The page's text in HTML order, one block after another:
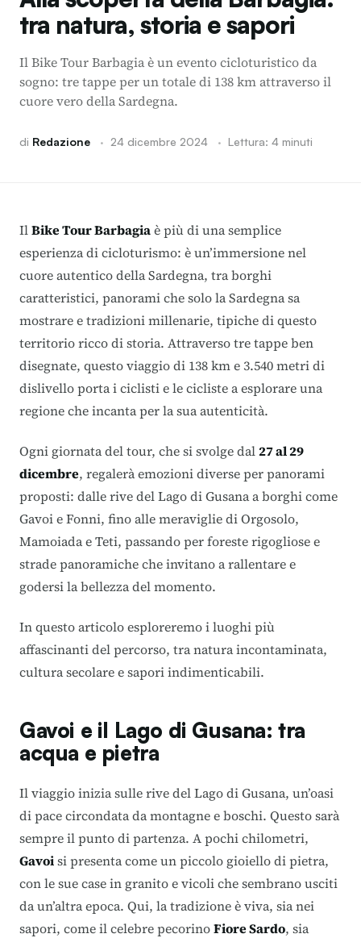
tra natura, storia e sapori
Il Bike Tour Barbagia è un evento cicloturistico da
sogno: tre tappe per un totale di 138 km attraverso il
cuore vero della Sardegna.
di Redazione · 24 dicembre 2024 · Lettura: 4 minuti
IlBike Tour Barbagiaè più di una semplice
esperienza di cicloturismo: è un’immersione nel
cuore autentico della Sardegna, tra borghi
caratteristici, panorami che solo la Sardegna sa
mostrare e tradizioni millenarie, tipiche di questo
territorio ricco di storia. Attraverso tre tappe ben
disegnate, questo viaggio di 138 km e 3.540 metri di
dislivello porta i ciclisti e le cicliste a esplorare una
regione che incanta per la sua autenticità.
Ogni giornata del tour, che si svolge dal27 al 29
dicembre, regalerà emozioni diverse per panorami
proposti: dalle rive del Lago di Gusana a borghi come
Gavoi e Fonni, fino alle meraviglie di Orgosolo,
Mamoiada e Teti, passando per foreste rigogliose e
strade panoramiche che invitano a rallentare e
godersi la bellezza del momento.
In questo articolo esploreremo i luoghi più
affascinanti del percorso, tra natura incontaminata,
cultura secolare e sapori indimenticabili.
Gavoi e il Lago di Gusana: tra
acqua e pietra
Il viaggio inizia sulle rive del Lago di Gusana, un’oasi
di pace circondata da montagne e boschi. Questo sarà
sempre il punto di partenza. A pochi chilometri,
Gavoisi presenta come un piccolo gioiello di pietra,
con le sue case in granito e vicoli che sembrano usciti
da un’altra epoca. Qui, la tradizione è viva, sia nei
sapori, come il celebre pecorinoFiore Sardo, sia